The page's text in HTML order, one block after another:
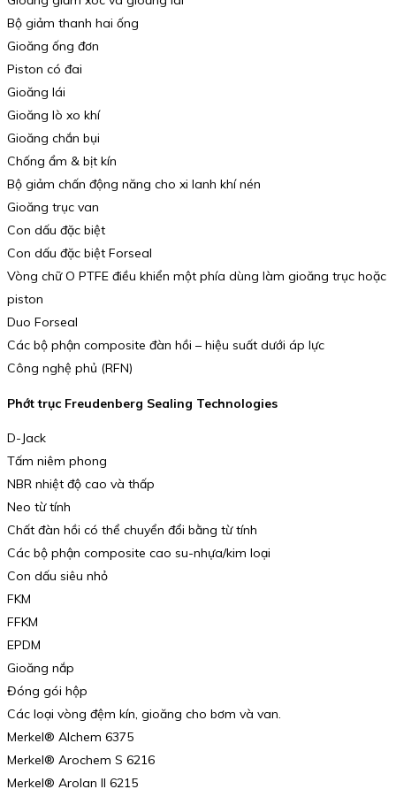
Bộ giảm thanh hai ống
Gioăng ống đơn
Piston có đai
Gioăng lái
Gioăng lò xo khí
Gioăng chắn bụi
Chống ẩm & bịt kín
Bộ giảm chấn động năng cho xi lanh khí nén
Gioăng trục van
Con dấu đặc biệt
Con dấu đặc biệt Forseal
Vòng chữ O PTFE điều khiển một phía dùng làm gioăng trục hoặc
piston
Duo Forseal
Các bộ phận composite đàn hồi – hiệu suất dưới áp lực
Công nghệ phủ (RFN)
Phớt trục Freudenberg Sealing Technologies
D-Jack
Tấm niêm phong
NBR nhiệt độ cao và thấp
Neo từ tính
Chất đàn hồi có thể chuyển đổi bằng từ tính
Các bộ phận composite cao su-nhựa/kim loại
Con dấu siêu nhỏ
FKM
FFKM
EPDM
Gioăng nắp
Đóng gói hộp
Các loại vòng đệm kín, gioăng cho bơm và van.
Merkel® Alchem 6375
Merkel® Arochem S 6216
Merkel® Arolan II 6215